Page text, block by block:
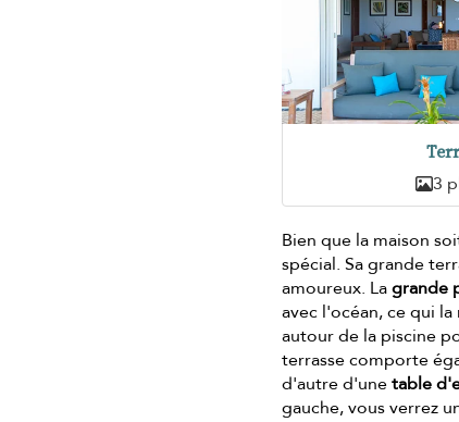
3
Bien que la maison
spécial. Sa grande
amoureux. Lagrande
avec l'océan, ce qui
autour de la piscine
terrasse comporte
d'autre d'unetable
gauche, vous verrez